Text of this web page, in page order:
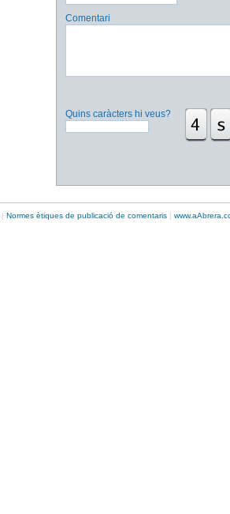
Comentari
Quins caràcters hi veus?
| Normes ètiques de publicació de comentaris | www.aAbrera